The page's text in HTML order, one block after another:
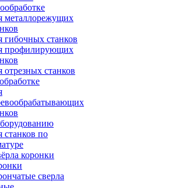
металлорежущих
гибочных станков
профилирующих
отрезных станков
станков по
коронки
сверла